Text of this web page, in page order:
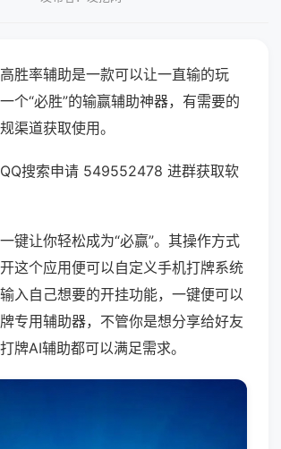
胜率辅助是一款可以让一直输的玩
个“必胜”的输赢辅助神器，有需要的
渠道获取使用。
搜索申请 549552478 进群获取软
键让你轻松成为“必赢”。其操作方式
这个应用便可以自定义手机打牌系统
入自己想要的开挂功能，一键便可以
专用辅助器，不管你是想分享给好友
牌AI辅助都可以满足需求。